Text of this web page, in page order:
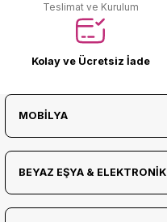
Teslimat ve Kurulum
Kolay ve Ücretsiz İade
MOBİLYA
BEYAZ EŞYA & ELEKTRONİK